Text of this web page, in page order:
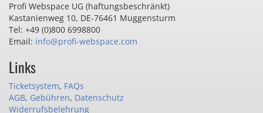
Profi Webspace UG (haftungsbeschränkt)
Kastanienweg 10, DE-76461 Muggensturm
Tel: +49 (0)800 6998800
Email: info@profi-webspace.com
Links
Ticketsystem, FAQs
AGB, Gebühren, Datenschutz
Widerrufsbelehrung